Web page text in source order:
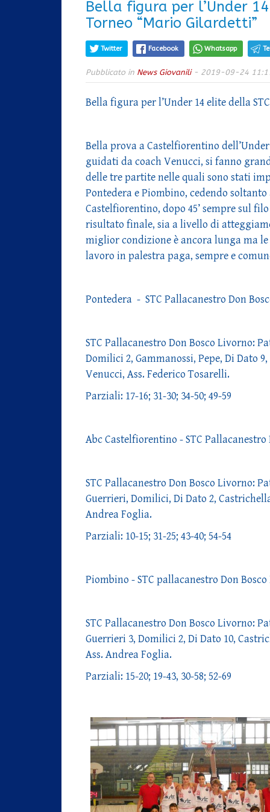
Bella figura per l’Under
Torneo “Mario Gilardetti”
Twitter Facebook Whatsapp
Pubblicato in News Giovanili- 2019-09-24
Bella figura per l’Under 14 elite della
Bella prova a Castelfiorentino
guidati da coach Venucci, si fanno
delle tre partite nelle quali sono stati
Pontedera e Piombino, cedendo
Castelfiorentino, dopo 45’ sempre sul
risultato finale, sia a livello di
miglior condizione è ancora lunga ma
lavoro in palestra paga, sempre e
Pontedera - STC Pallacanestro Don
STC Pallacanestro Don Bosco Livorno:
Domilici 2, Gammanossi, Pepe, Di Dato
Venucci, Ass. Federico Tosarelli.
Parziali: 17-16; 31-30; 34-50; 49-59
Abc Castelfiorentino - STC
STC Pallacanestro Don Bosco Livorno:
Guerrieri, Domilici, Di Dato 2,
Andrea Foglia.
Parziali: 10-15; 31-25; 43-40; 54-54
Piombino - STC pallacanestro Don
STC Pallacanestro Don Bosco Livorno:
Guerrieri 3, Domilici 2, Di Dato 10,
Ass. Andrea Foglia.
Parziali: 15-20; 19-43, 30-58; 52-69